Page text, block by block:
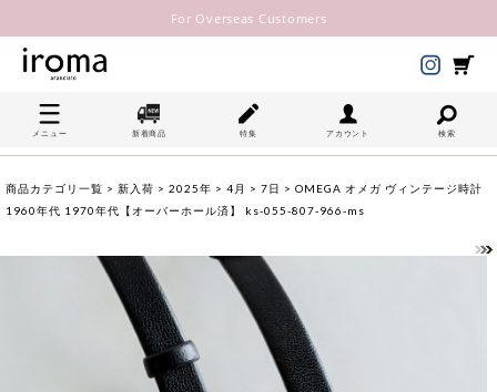
For Overseas Customers
メニュー 新着商品 特集 アカウント 検索
商品カテゴリ一覧 > 新入荷 > 2025年 > 4月 > 7日 > OMEGA オメガ ヴィンテージ時計
1960年代 1970年代【オーバーホール済】 ks-055-807-966-ms